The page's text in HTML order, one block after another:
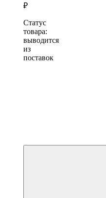
₽
Статус
товара:
выводится
из
поставок